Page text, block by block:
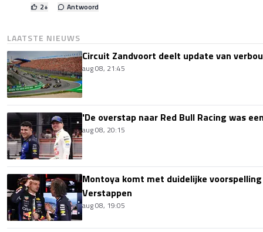
2+ Antwoord
LAATSTE NIEUWS
Circuit Zandvoort deelt update van
aug 08, 21:45
'De overstap naar Red Bull Racing was
aug 08, 20:15
Montoya komt met duidelijke
Verstappen
aug 08, 19:05